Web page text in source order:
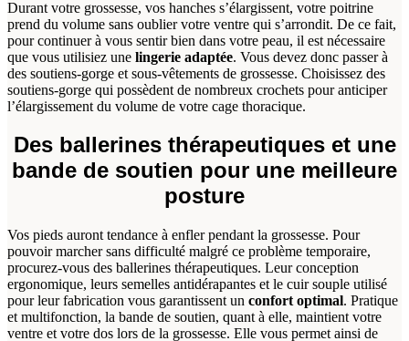
Durant votre grossesse, vos hanches s’élargissent, votre poitrine
prend du volume sans oublier votre ventre qui s’arrondit. De ce fait,
pour continuer à vous sentir bien dans votre peau, il est nécessaire
que vous utilisiez une lingerie adaptée. Vous devez donc passer à
des soutiens-gorge et sous-vêtements de grossesse. Choisissez des
soutiens-gorge qui possèdent de nombreux crochets pour anticiper
l’élargissement du volume de votre cage thoracique.
Des ballerines thérapeutiques et une
bande de soutien pour une meilleure
posture
Vos pieds auront tendance à enfler pendant la grossesse. Pour
pouvoir marcher sans difficulté malgré ce problème temporaire,
procurez-vous des ballerines thérapeutiques. Leur conception
ergonomique, leurs semelles antidérapantes et le cuir souple utilisé
pour leur fabrication vous garantissent un confort optimal. Pratique
et multifonction, la bande de soutien, quant à elle, maintient votre
ventre et votre dos lors de la grossesse. Elle vous permet ainsi de